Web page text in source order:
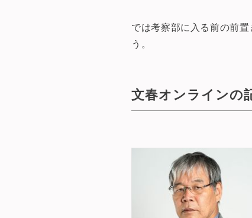
では考察部に入る前の前
う。
文春オンラインの